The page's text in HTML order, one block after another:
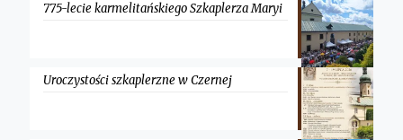
775-lecie karmelitańskiego Szkaplerza Maryi
Uroczystości szkaplerzne w Czernej